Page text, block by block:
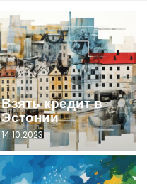
Взять кредит в
Эстонии
14.10.2023